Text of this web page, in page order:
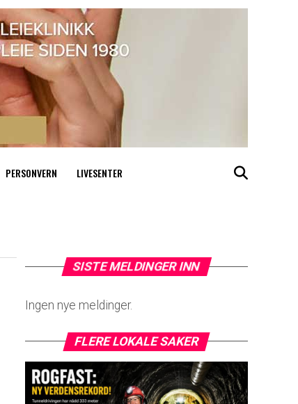
PERSONVERN LIVESENTER
SISTE MELDINGER INN
Ingen nye meldinger.
FLERE LOKALE SAKER